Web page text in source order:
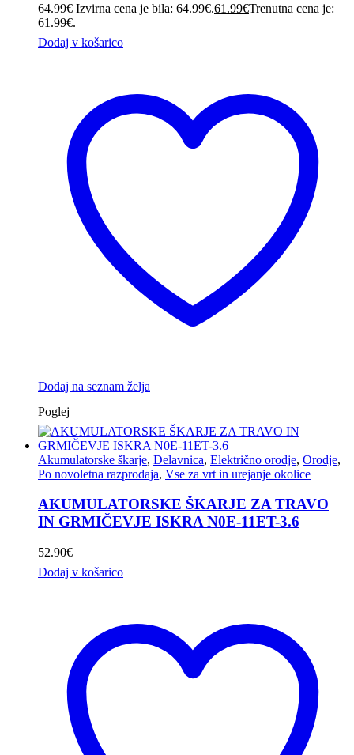
64.99€ Izvirna cena je bila: 64.99€.61.99€Trenutna cena je:
61.99€.
Dodaj v košarico
Dodaj na seznam želja
Poglej
Akumulatorske škarje, Delavnica, Električno orodje, Orodje,
Po novoletna razprodaja, Vse za vrt in urejanje okolice
AKUMULATORSKE ŠKARJE ZA TRAVO
IN GRMIČEVJE ISKRA N0E-11ET-3.6
52.90€
Dodaj v košarico